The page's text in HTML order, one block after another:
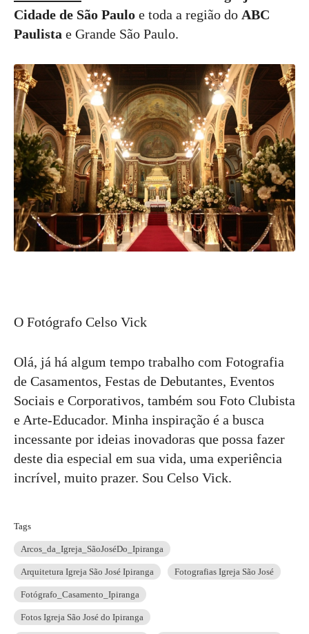
Cidade de São Paulo e toda a região do ABC
Paulista e Grande São Paulo.
O Fotógrafo Celso Vick
Olá, já há algum tempo trabalho com Fotografia
de Casamentos, Festas de Debutantes, Eventos
Sociais e Corporativos, também sou Foto Clubista
e Arte-Educador. Minha inspiração é a busca
incessante por ideias inovadoras que possa fazer
deste dia especial em sua vida, uma experiência
incrível, muito prazer. Sou Celso Vick.
Tags
Arcos_da_Igreja_SãoJoséDo_Ipiranga
Arquitetura Igreja São José Ipiranga Fotografias Igreja São José
Fotógrafo_Casamento_Ipiranga
Fotos Igreja São José do Ipiranga